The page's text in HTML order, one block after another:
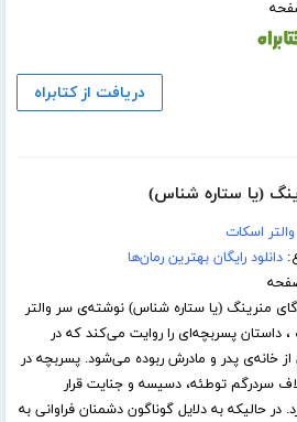
دریافت از کتابراه
(یا ستاره شناس)
اسکات
دانلود رایگان بهترین رمان‌ها
منرینگ (یا ستاره شناس) نوشته‌ی سر والتر
داستان پسربچه‌ای را روایت می‌کند که در
خانه‌ی پدر و مادرش ربوده می‌شود. پسربچه در
سردرگم توطئه، دسیسه و جنایت قرار
در حالیکه به دلایل گوناگون دشمنان فراوانی به